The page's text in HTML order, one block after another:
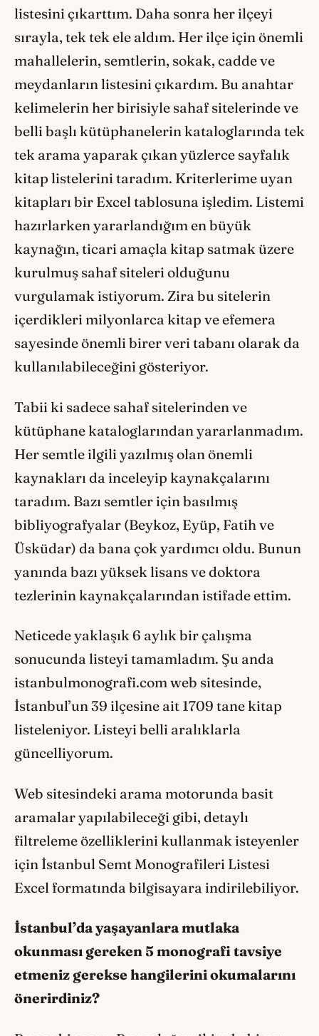
listesini çıkarttım. Daha sonra her ilçeyi
sırayla, tek tek ele aldım. Her ilçe için önemli
mahallelerin, semtlerin, sokak, cadde ve
meydanların listesini çıkardım. Bu anahtar
kelimelerin her birisiyle sahaf sitelerinde ve
belli başlı kütüphanelerin kataloglarında tek
tek arama yaparak çıkan yüzlerce sayfalık
kitap listelerini taradım. Kriterlerime uyan
kitapları bir Excel tablosuna işledim. Listemi
hazırlarken yararlandığım en büyük
kaynağın, ticari amaçla kitap satmak üzere
kurulmuş sahaf siteleri olduğunu
vurgulamak istiyorum. Zira bu sitelerin
içerdikleri milyonlarca kitap ve efemera
sayesinde önemli birer veri tabanı olarak da
kullanılabileceğini gösteriyor.
Tabii ki sadece sahaf sitelerinden ve
kütüphane kataloglarından yararlanmadım.
Her semtle ilgili yazılmış olan önemli
kaynakları da inceleyip kaynakçalarını
taradım. Bazı semtler için basılmış
bibliyografyalar (Beykoz, Eyüp, Fatih ve
Üsküdar) da bana çok yardımcı oldu. Bunun
yanında bazı yüksek lisans ve doktora
tezlerinin kaynakçalarından istifade ettim.
Neticede yaklaşık 6 aylık bir çalışma
sonucunda listeyi tamamladım. Şu anda
istanbulmonografi.com web sitesinde,
İstanbul’un 39 ilçesine ait 1709 tane kitap
listeleniyor. Listeyi belli aralıklarla
güncelliyorum.
Web sitesindeki arama motorunda basit
aramalar yapılabileceği gibi, detaylı
filtreleme özelliklerini kullanmak isteyenler
için İstanbul Semt Monografileri Listesi
Excel formatında bilgisayara indirilebiliyor.
İstanbul’da yaşayanlara mutlaka
okunması gereken 5 monografi tavsiye
etmeniz gerekse hangilerini okumalarını
önerirdiniz?